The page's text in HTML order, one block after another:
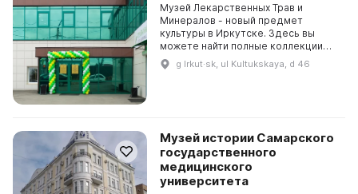
Музей Лекарственных Трав и
Минералов - новый предмет
культуры в Иркутске. Здесь вы
можете найти полные коллекции
лекарственных трав, минеральных
вод и лечебных грязей России, а
g Irkut·sk, ul Kultukskaya, d 46
Музей истории Самарского
государственного
медицинского
университета